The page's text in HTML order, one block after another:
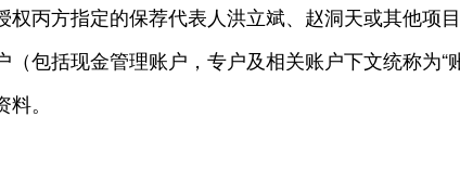
权丙方指定的保荐代表人洪立斌、赵洞天或其他
（包括现金管理账户，专户及相关账户下文统称为
。